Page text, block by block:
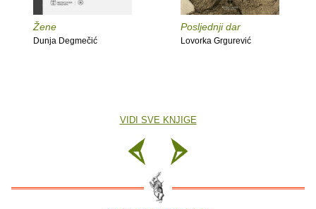
Žene
Dunja Degmečić
Posljednji dar
Lovorka Grgurević
VIDI SVE KNJIGE